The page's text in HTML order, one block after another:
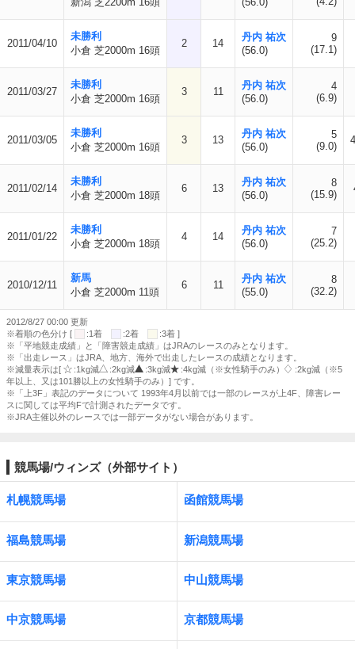
2011/04/10
未勝利
小倉 芝2000m 16頭
2 14
丹内 祐次
(56.0)
9
(17.1)
2011/03/27
未勝利
小倉 芝2000m 16頭
3 11
丹内 祐次
(56.0)
4
(6.9)
2011/03/05
未勝利
小倉 芝2000m 16頭
3 13
丹内 祐次
(56.0)
5
(9.0)
2011/02/14
未勝利
小倉 芝2000m 18頭
6 13
丹内 祐次
(56.0)
8
(15.9)
2011/01/22
未勝利
小倉 芝2000m 18頭
4 14
丹内 祐次
(56.0)
7
(25.2)
2010/12/11
新馬
小倉 芝2000m 11頭
6 11
丹内 祐次
(55.0)
8
(32.2)
2012/8/27 00:00 更新
※着順の色分け [
:1着 :2着
:3着 ]
※「平地競走成績」と「障害競走成績」はJRAのレースのみとなります。
※「出走レース」はJRA、地方、海外で出走したレースの成績となります。
※減量表示は[
:1kg減 :2kg減 :3kg減 :4kg減（※女性騎手のみ）
:2kg減（※5
年以上、又は101勝以上の女性騎手のみ）] です。
※「上3F」表記のデータについて 1993年4月以前では一部のレースが上4F、障害レー
スに関しては平均Fで計測されたデータです。
※JRA主催以外のレースでは一部データがない場合があります。
競馬場/ウィンズ（外部サイト）
札幌競馬場 函館競馬場
福島競馬場 新潟競馬場
東京競馬場 中山競馬場
中京競馬場 京都競馬場